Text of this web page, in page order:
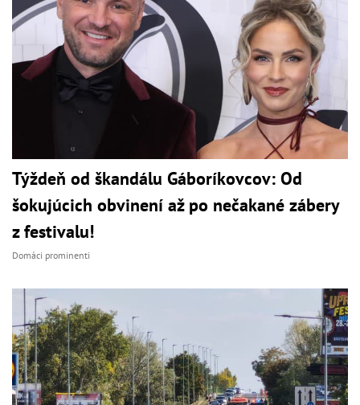
Týždeň od škandálu Gáboríkovcov: Od
šokujúcich obvinení až po nečakané zábery
z festivalu!
Domáci prominenti